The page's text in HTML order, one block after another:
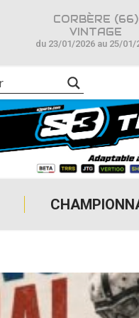
CORBÈRE (66)
VINTAGE
du 23/01/2026 au 25/01/